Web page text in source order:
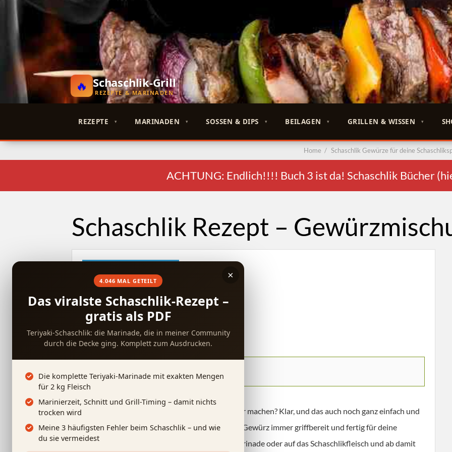
Schaschlik-Grill
REZEPTE & MARINADEN
REZEPTE MARINADEN SOSSEN & DIPS BEILAGEN GRILLEN & WISSEN
Home / Schaschlik Gewürze für deine
ACHTUNG: Endlich!!!! Buch 3 ist da! Schaschlik Bücher
Schaschlik Rezept –
SCHASCHLIKSPIESSE
Direkt zum Rezept↓
Schaschlikgewürz bzw. Gewürzmischung selber machen? Klar, und das auch noch ganz einfach und
schnell. Somit hast Du dein eigenes Schaschlik Gewürz immer griffbereit und fertig für deine
Schaschlikspieße. Einfach in die Schaschlik-Marinade oder auf das Schaschlikfleisch und ab damit
×
4.046 MAL GETEILT
Das viralste Schaschlik-Rezept –
gratis als PDF
Teriyaki-Schaschlik: die Marinade, die in meiner Community
durch die Decke ging. Komplett zum Ausdrucken.
Die komplette Teriyaki-Marinade mit exakten Mengen
für 2 kg Fleisch
Marinierzeit, Schnitt und Grill-Timing – damit nichts
trocken wird
Meine 3 häufigsten Fehler beim Schaschlik – und wie
du sie vermeidest